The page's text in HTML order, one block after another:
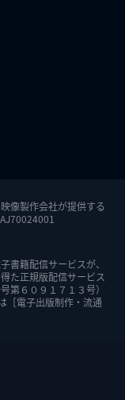
像製作会社が提供する
書籍配信サービスが、
た正規版配信サービス
第６０９１７１３号）
［電子出版制作・流通